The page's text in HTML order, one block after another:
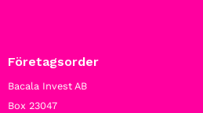
Företagsorder
Bacala Invest AB
Box 23047